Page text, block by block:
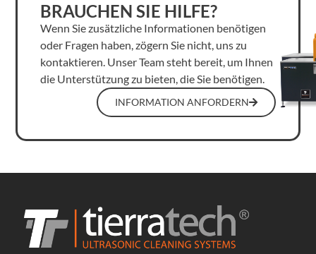
BRAUCHEN SIE HILFE?
Wenn Sie zusätzliche Informationen benötigen
oder Fragen haben, zögern Sie nicht, uns zu
kontaktieren. Unser Team steht bereit, um Ihnen
die Unterstützung zu bieten, die Sie benötigen.
INFORMATION ANFORDERN